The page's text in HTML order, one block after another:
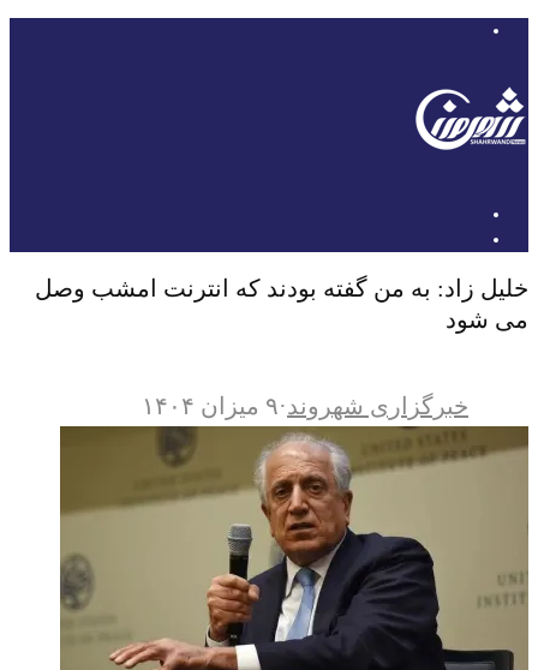
خلیل زاد: به من گفته بودند که انترنت امشب وصل
می شود
خبرگزاری شهروند·۹ میزان ۱۴۰۴